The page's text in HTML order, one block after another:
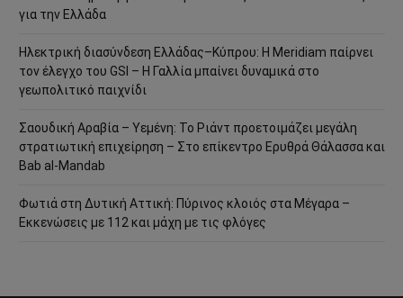
για την Ελλάδα
Ηλεκτρική διασύνδεση Ελλάδας–Κύπρου: Η Meridiam παίρνει
τον έλεγχο του GSI – Η Γαλλία μπαίνει δυναμικά στο
γεωπολιτικό παιχνίδι
Σαουδική Αραβία – Υεμένη: Το Ριάντ προετοιμάζει μεγάλη
στρατιωτική επιχείρηση – Στο επίκεντρο Ερυθρά Θάλασσα και
Bab al-Mandab
Φωτιά στη Δυτική Αττική: Πύρινος κλοιός στα Μέγαρα –
Εκκενώσεις με 112 και μάχη με τις φλόγες